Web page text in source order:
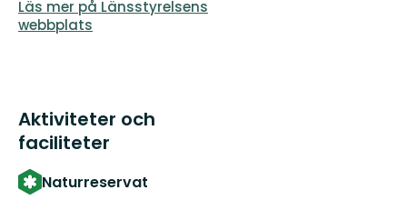
Läs mer på Länsstyrelsens
webbplats
Aktiviteter och
faciliteter
Naturreservat